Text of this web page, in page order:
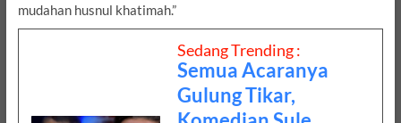
mudahan husnul khatimah.”
Sedang Trending :
Semua Acaranya
Gulung Tikar,